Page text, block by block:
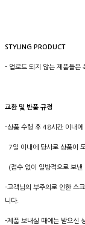
STYLING PRODUCT
- 업로드 되지 않는 제품들은
교환 및 반품 규정
-상품 수령 후 48시간 이내에
7일 이내에 당사로 상품이
(접수 없이 일방적으로 보낸
-고객님의 부주의로 인한 스
니다.
-제품 보내실 때에는 받으신